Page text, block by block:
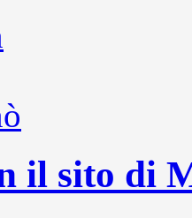
il sito di